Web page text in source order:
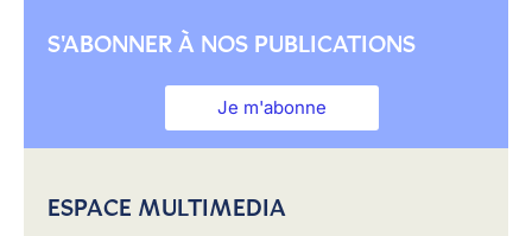
S'ABONNER À NOS PUBLICATIONS
Je m'abonne
ESPACE MULTIMEDIA